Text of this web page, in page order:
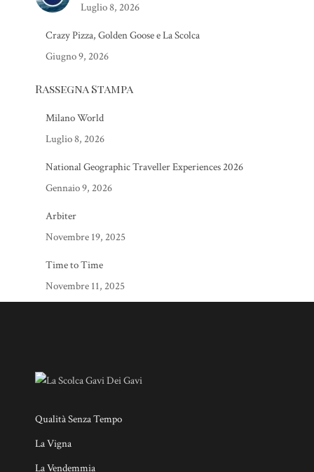
Luglio 8, 2026
Crazy Pizza, Golden Goose e La Scolca
Giugno 9, 2026
Rassegna Stampa
Milano World
Luglio 8, 2026
National Geographic Traveller Experiences 2026
Gennaio 9, 2026
Arbiter
Novembre 19, 2025
Time to Time
Novembre 11, 2025
Qualità Senza Tempo
La Vigna
La Vendemmia